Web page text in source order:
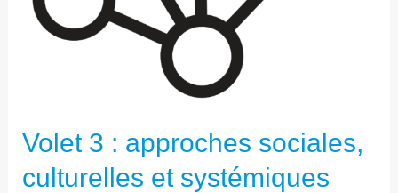
Volet 3 : approches sociales,
culturelles et systémiques